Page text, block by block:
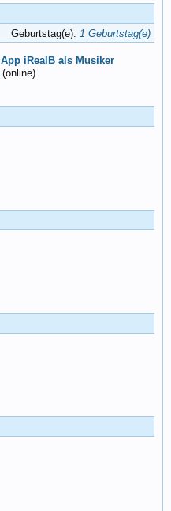
Geburtstag(e): 1 Geburtstag(e)
App iRealB als Musiker
(online)